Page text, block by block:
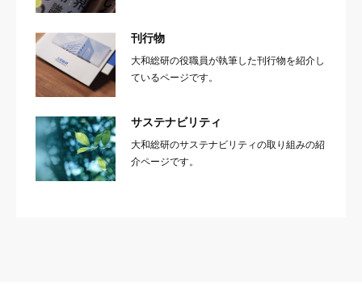
刊行物
大和総研の役職員が執筆した刊行物を紹介し
ているページです。
サステナビリティ
大和総研のサステナビリティの取り組みの紹
介ページです。